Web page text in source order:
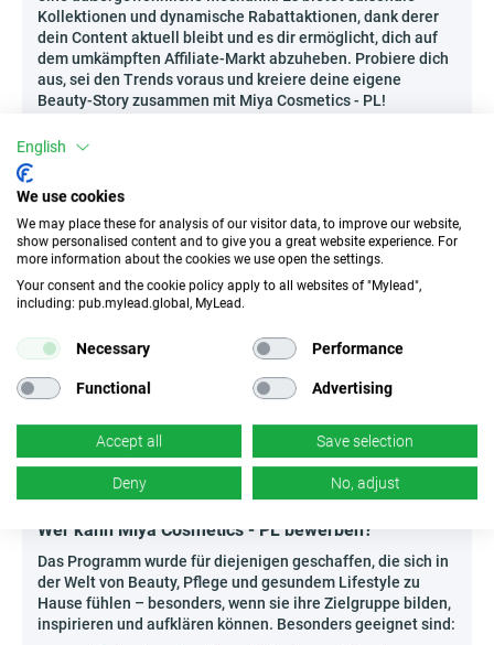
Kollektionen und dynamische Rabattaktionen, dank derer
dein Content aktuell bleibt und es dir ermöglicht, dich auf
dem umkämpften Affiliate-Markt abzuheben. Probiere dich
aus, sei den Trends voraus und kreiere deine eigene
Beauty-Story zusammen mit Miya Cosmetics - PL!
Wie kann man Miya Cosmetics - PL effektiv
In Zeiten eines Pflege-Booms und wachsender
Kaufbewusstheit kann die Empfehlung von Kosmetik aus
dem Portfolio von Miya Cosmetics - PL ein breites Publikum
erreichen – besonders, wenn du auf eine durchdachte
Präsentation setzt! Besonders gut funktioniert die Analyse
von Inhaltsstoffen in Form eines Experten-E-Books, ein
Sessions auf dem Blog mit einer Fragerunde für die
Zuschauer. Auch thematische Einkaufsführer für die Saison
Frühling/Sommer oder von Experten vorbereitete Schritt-
bauen Vertrauen auf und positionieren deinen Kanal als
Meinungsführer. Gewinne das Vertrauen deiner Zielgruppe
und sieh selbst, wie sich deine Empfehlung in echte
Verkaufsergebnisse umwandelt!
Wer kann Miya Cosmetics - PL bewerben?
Das Programm wurde für diejenigen geschaffen, die sich in
der Welt von Beauty, Pflege und gesundem Lifestyle zu
Hause fühlen – besonders, wenn sie ihre Zielgruppe bilden,
inspirieren und aufklären können. Besonders geeignet sind:
English
We use cookies
We may place these for analysis of our visitor data, to improve our website,
show personalised content and to give you a great website experience. For
more information about the cookies we use open the settings.
Your consent and the cookie policy apply to all websites of "Mylead",
including: pub.mylead.global, MyLead.
Necessary Performance
Functional Advertising
Accept all Save selection
Deny No, adjust